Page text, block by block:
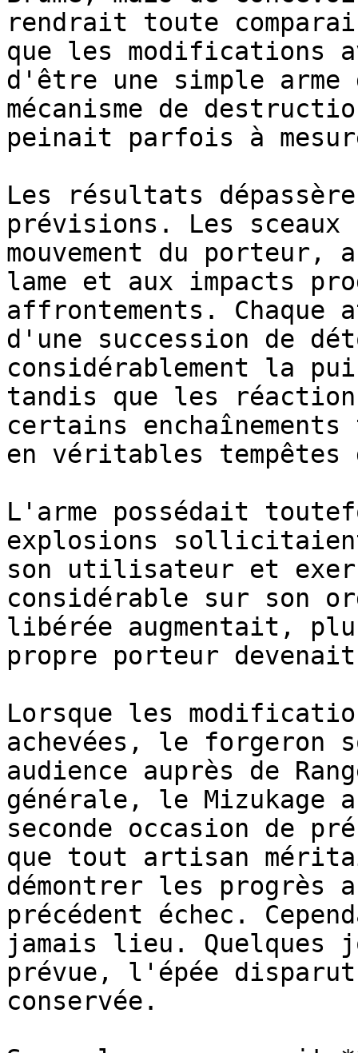
rendrait toute
que les modifications
d'être une simple arme
mécanisme de
peinait parfois à
Les résultats
prévisions. Les sceaux
mouvement du
lame et aux impacts
affrontements. Chaque
d'une succession de
considérablement la
tandis que les
certains
en véritables tempêtes
L'arme possédait
explosions sollicitaient
son utilisateur et
considérable sur son
libérée augmentait,
propre porteur
Lorsque les
achevées, le forgeron
audience auprès de
générale, le Mizukage
seconde occasion de
que tout artisan
démontrer les progrès
précédent échec.
jamais lieu. Quelques
prévue, l'épée
conservée.